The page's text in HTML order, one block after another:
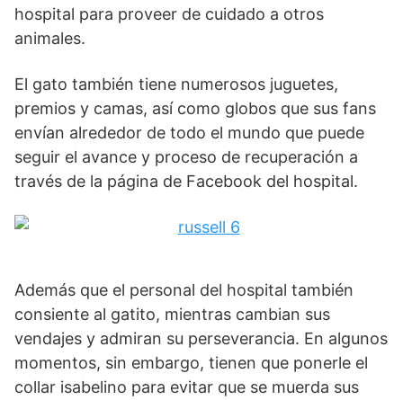
hospital para proveer de cuidado a otros
animales.
El gato también tiene numerosos juguetes,
premios y camas, así como globos que sus fans
envían alrededor de todo el mundo que puede
seguir el avance y proceso de recuperación a
través de la página de Facebook del hospital.
Además que el personal del hospital también
consiente al gatito, mientras cambian sus
vendajes y admiran su perseverancia. En algunos
momentos, sin embargo, tienen que ponerle el
collar isabelino para evitar que se muerda sus